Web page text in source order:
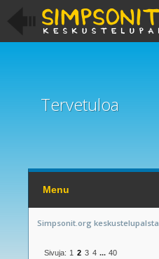
Tervetuloa
Menu
Simpsonit.org keskustelupalsta
Sivuja: 1 2 3 4 ... 40